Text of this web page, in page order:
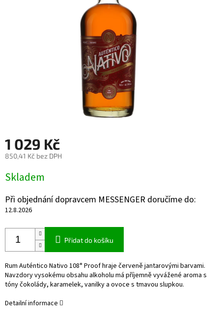
1 029 Kč
850,41 Kč bez DPH
cena:
Skladem
Při objednání dopravcem MESSENGER doručíme do:
12.8.2026
Přidat do košíku
Rum Auténtico Nativo 108° Proof hraje červeně jantarovými barvami.
Navzdory vysokému obsahu alkoholu má příjemně vyvážené aroma s
tóny čokolády, karamelek, vanilky a ovoce s tmavou slupkou.
Detailní informace